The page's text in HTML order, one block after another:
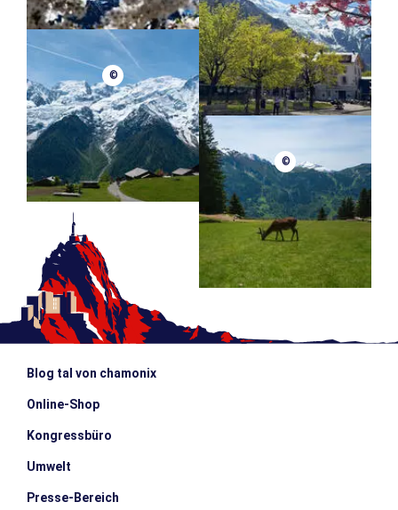
©
©
Blog tal von chamonix
Online-Shop
Kongressbüro
Umwelt
Presse-Bereich